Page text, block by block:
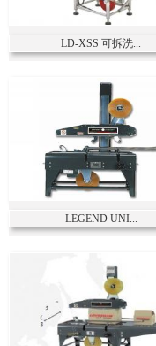
LD-XSS 可拆洗...
LEGEND UNI...